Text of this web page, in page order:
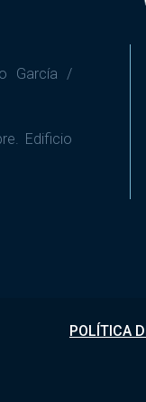
García /
Edificio
POLÍTICA